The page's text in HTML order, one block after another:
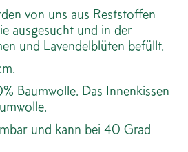
von uns aus Reststoffen
ausgesucht und in der
und Lavendelblüten befüllt.
Baumwolle. Das Innenkissen
und kann bei 40 Grad